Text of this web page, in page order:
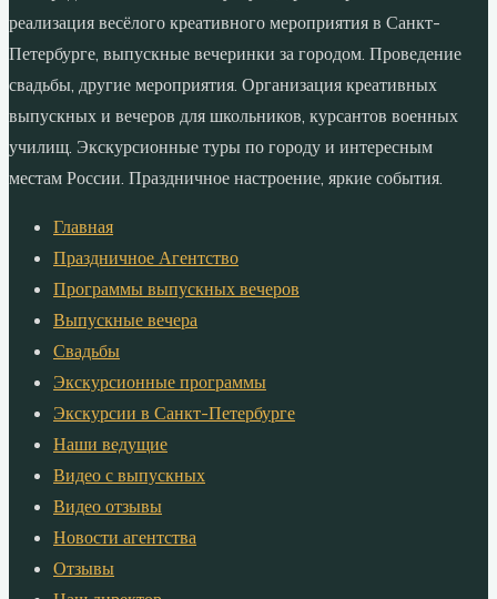
реализация весёлого креативного мероприятия в Санкт-
Петербурге, выпускные вечеринки за городом. Проведение
свадьбы, другие мероприятия. Организация креативных
выпускных и вечеров для школьников, курсантов военных
училищ. Экскурсионные туры по городу и интересным
местам России. Праздничное настроение, яркие события.
Главная
Праздничное Агентство
Программы выпускных вечеров
Выпускные вечера
Свадьбы
Экскурсионные программы
Экскурсии в Санкт-Петербурге
Наши ведущие
Видео с выпускных
Видео отзывы
Новости агентства
Отзывы